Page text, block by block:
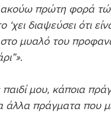
ακούω πρώτη φορά
διαψεύσει ότι
μυαλό του
.
παιδί μου, κάποια
άλλα πράγματα που